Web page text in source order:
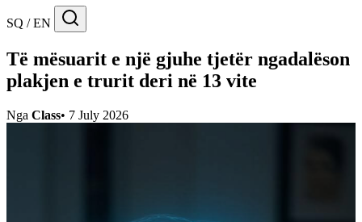
SQ / EN
Të mësuarit e një gjuhe tjetër ngadalëson
plakjen e trurit deri në 13 vite
Nga Class• 7 July 2026